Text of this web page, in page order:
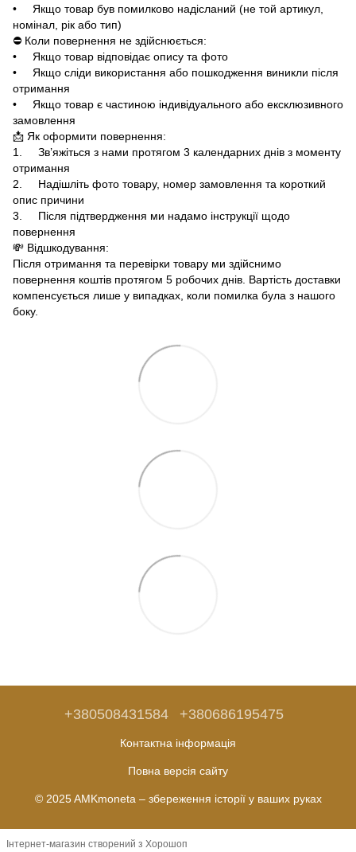
• Якщо товар був помилково надісланий (не той артикул,
номінал, рік або тип)
⛔ Коли повернення не здійснюється:
• Якщо товар відповідає опису та фото
• Якщо сліди використання або пошкодження виникли після
отримання
• Якщо товар є частиною індивідуального або ексклюзивного
замовлення
📩 Як оформити повернення:
1. Зв’яжіться з нами протягом 3 календарних днів з моменту
отримання
2. Надішліть фото товару, номер замовлення та короткий
опис причини
3. Після підтвердження ми надамо інструкції щодо
повернення
💸 Відшкодування:
Після отримання та перевірки товару ми здійснимо
повернення коштів протягом 5 робочих днів. Вартість доставки
компенсується лише у випадках, коли помилка була з нашого
боку.
+380508431584 +380686195475
Контактна інформація
Повна версія сайту
© 2025 AMKmoneta – збереження історії у ваших руках
Інтернет-магазин створений з Хорошоп